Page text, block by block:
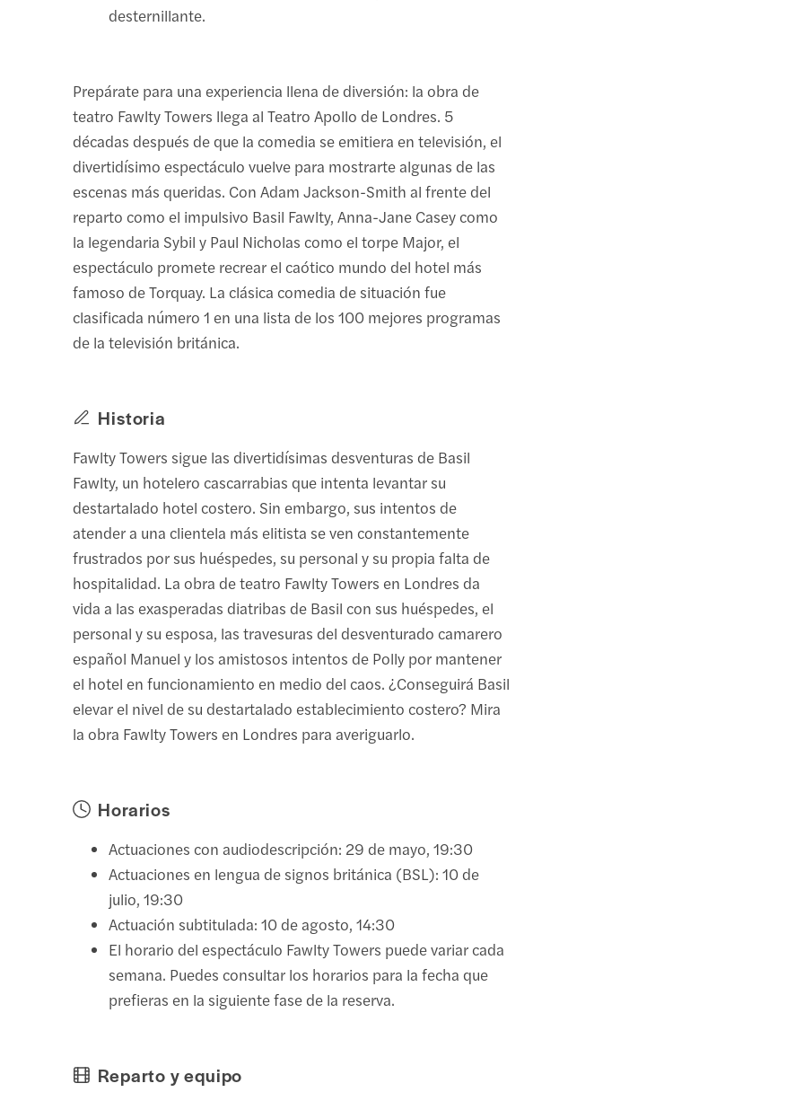
desternillante.
Prepárate para una experiencia llena de diversión: la obra de
teatro Fawlty Towers llega al Teatro Apollo de Londres. 5
décadas después de que la comedia se emitiera en televisión, el
divertidísimo espectáculo vuelve para mostrarte algunas de las
escenas más queridas. Con Adam Jackson-Smith al frente del
reparto como el impulsivo Basil Fawlty, Anna-Jane Casey como
la legendaria Sybil y Paul Nicholas como el torpe Major, el
espectáculo promete recrear el caótico mundo del hotel más
famoso de Torquay. La clásica comedia de situación fue
clasificada número 1 en una lista de los 100 mejores programas
de la televisión británica.
Historia
Fawlty Towers sigue las divertidísimas desventuras de Basil
Fawlty, un hotelero cascarrabias que intenta levantar su
destartalado hotel costero. Sin embargo, sus intentos de
atender a una clientela más elitista se ven constantemente
frustrados por sus huéspedes, su personal y su propia falta de
hospitalidad. La obra de teatro Fawlty Towers en Londres da
vida a las exasperadas diatribas de Basil con sus huéspedes, el
personal y su esposa, las travesuras del desventurado camarero
español Manuel y los amistosos intentos de Polly por mantener
el hotel en funcionamiento en medio del caos. ¿Conseguirá Basil
elevar el nivel de su destartalado establecimiento costero? Mira
la obra Fawlty Towers en Londres para averiguarlo.
Horarios
Actuaciones con audiodescripción: 29 de mayo, 19:30
Actuaciones en lengua de signos británica (BSL): 10 de
julio, 19:30
Actuación subtitulada: 10 de agosto, 14:30
El horario del espectáculo Fawlty Towers puede variar cada
semana. Puedes consultar los horarios para la fecha que
prefieras en la siguiente fase de la reserva.
Reparto y equipo